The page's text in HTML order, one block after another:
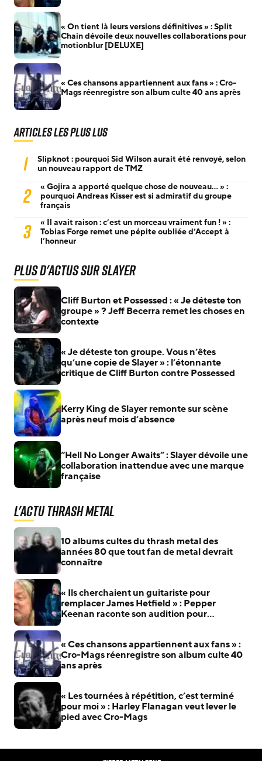
« On tient là leurs versions définitives » : Split
Chain dévoile deux nouvelles collaborations pour
motionblur [DELUXE]
« Ces chansons appartiennent aux fans » : Cro-
Mags réenregistre son album culte 40 ans après
Articles les plus lus
1
Slipknot : pourquoi Sid Wilson aurait été renvoyé, selon
un nouveau rapport de TMZ
2
« Gojira a apporté quelque chose de nouveau… » :
pourquoi Andreas Kisser est si admiratif du groupe
français
3
« Il avait raison : c’est un morceau vraiment fun ! » :
Tobias Forge remet une pépite oubliée d’Accept à
l’honneur
Plus d'actus sur Slayer
Cliff Burton et Possessed : « Je déteste ton
groupe » ? Jeff Becerra remet les choses en
contexte
« Je déteste ton groupe. Vous n’êtes
qu’une copie de Slayer » : l’étonnante
critique de Cliff Burton contre Possessed
Kerry King de Slayer remonte sur scène
après neuf mois d’absence
“Hell No Longer Awaits” : Slayer dévoile une
collaboration inattendue avec une marque
française
L'actu Thrash Metal
10 albums cultes du thrash metal des
années 80 que tout fan de metal devrait
connaître
« Ils cherchaient un guitariste pour
remplacer James Hetfield » : Pepper
Keenan raconte son audition pour
« Ces chansons appartiennent aux fans » :
Cro-Mags réenregistre son album culte 40
ans après
« Les tournées à répétition, c’est terminé
pour moi » : Harley Flanagan veut lever le
pied avec Cro-Mags